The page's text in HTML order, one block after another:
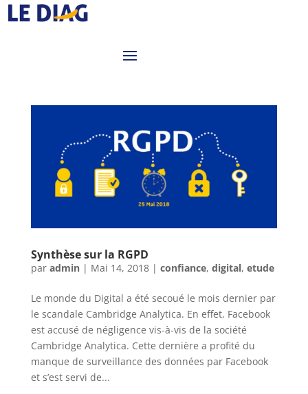
Synthèse sur la RGPD
par admin| Mai 14, 2018| confiance, digital, etude
Le monde du Digital a été secoué le mois dernier par
le scandale Cambridge Analytica. En effet, Facebook
est accusé de négligence vis-à-vis de la société
Cambridge Analytica. Cette dernière a profité du
manque de surveillance des données par Facebook
et s’est servi de...